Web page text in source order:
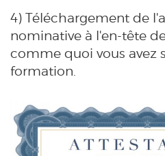
4) Téléchargement de
nominative à l'en-tête
comme quoi vous avez
formation.